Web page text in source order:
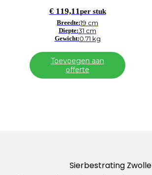
€119,11per stuk
Breedte:19 cm
Diepte:31 cm
Gewicht:0.71 kg
Toevoegen aan
offerte
Sierbestrating Zwolle